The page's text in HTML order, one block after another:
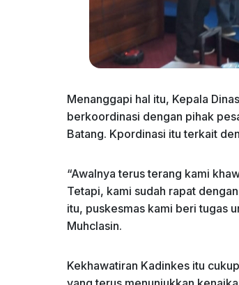
Menanggapi hal itu, Kepala
berkoordinasi dengan pihak
Batang. Kpordinasi itu terkait
“Awalnya terus terang kami
Tetapi, kami sudah rapat
itu, puskesmas kami beri tugas
Muhclasin.
Kekhawatiran Kadinkes itu